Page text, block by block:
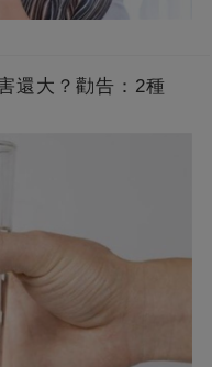
還大？勸告：2種